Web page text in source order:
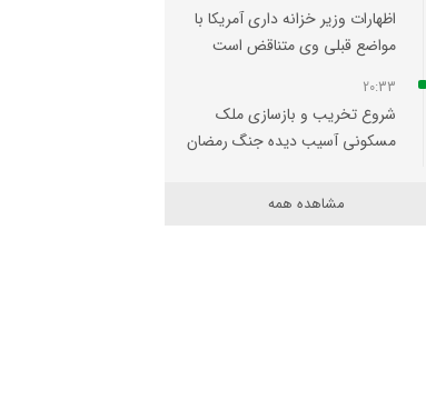
اظهارات وزیر خزانه‌ داری آمریکا با
مواضع قبلی وی متناقض است
20:33
شروع تخریب و بازسازی ملک
مسکونی آسیب‌ دیده جنگ رمضان
اتفاقی بی سابقه در تخصیص
مشاهده همه